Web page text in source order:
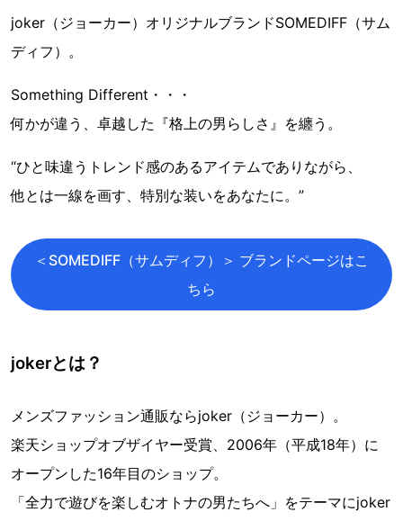
joker（ジョーカー）オリジナルブランドSOMEDIFF（サム
ディフ）。
Something Different・・・
何かが違う、卓越した『格上の男らしさ』を纏う。
“ひと味違うトレンド感のあるアイテムでありながら、
他とは一線を画す、特別な装いをあなたに。”
＜SOMEDIFF（サムディフ）＞ ブランドページはこ
ちら
jokerとは？
メンズファッション通販ならjoker（ジョーカー）。
楽天ショップオブザイヤー受賞、2006年（平成18年）に
オープンした16年目のショップ。
「全力で遊びを楽しむオトナの男たちへ」をテーマにjoker